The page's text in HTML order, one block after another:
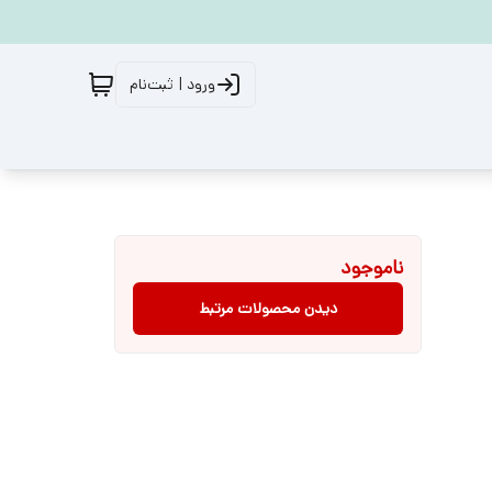
ورود | ثبت‌نام
ناموجود
دیدن محصولات مرتبط